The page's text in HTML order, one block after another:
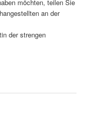
möchten, teilen Sie
an der
der strengen